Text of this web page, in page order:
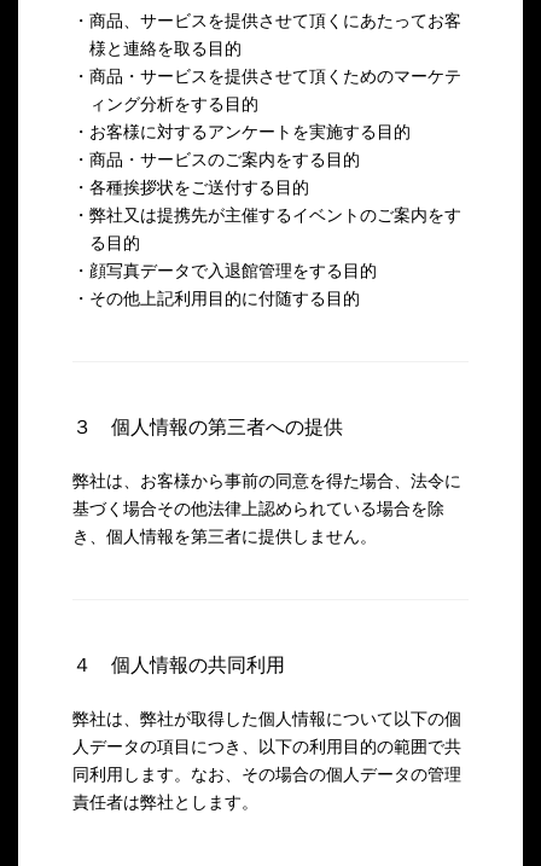
・商品、サービスを提供させて頂くにあたってお客
様と連絡を取る目的
・商品・サービスを提供させて頂くためのマーケテ
ィング分析をする目的
・お客様に対するアンケートを実施する目的
・商品・サービスのご案内をする目的
・各種挨拶状をご送付する目的
・弊社又は提携先が主催するイベントのご案内をす
る目的
・顔写真データで入退館管理をする目的
・その他上記利用目的に付随する目的
３ 個人情報の第三者への提供
弊社は、お客様から事前の同意を得た場合、法令に
基づく場合その他法律上認められている場合を除
き、個人情報を第三者に提供しません。
４ 個人情報の共同利用
弊社は、弊社が取得した個人情報について以下の個
人データの項目につき、以下の利用目的の範囲で共
同利用します。なお、その場合の個人データの管理
責任者は弊社とします。